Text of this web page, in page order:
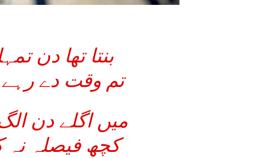
بنتا تھا دن
تم وقت دے
میں اگلے دن
کچھ فیصلہ نہ